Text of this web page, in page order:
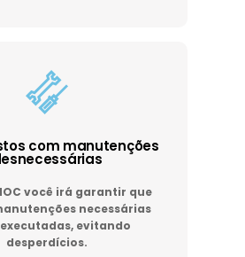
com manutenções
você irá garantir que
necessárias
evitando
desperdícios.